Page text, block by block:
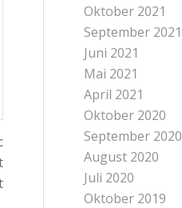
Oktober 2021
September 2021
Juni 2021
Mai 2021
April 2021
Oktober 2020
September 2020
August 2020
Juli 2020
Oktober 2019